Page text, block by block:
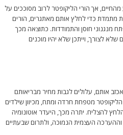
אך הורי הליקופטר לרוב מסוככים על
מתמדת כדי לחלץ אותם מאתגרים, הורים
מנגנוני חוסן והתמודדות. כתוצאה מכך
לצורך, וייתכן שלא יהיו מוכנים
אותם, עלולים לגבות מחיר מבריאותם
מטפחת חרדה ומתח, מכיוון שילדים
להצליח. יתרה מכך, היעדר אוטונומיה
העצמית הנמוכה, ולתרום שבעתיים